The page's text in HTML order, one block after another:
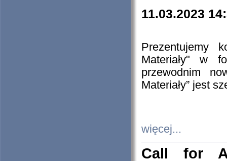
11.03.2023
Prezentujemy
Materiały" w
przewodnim
Materiały” jest
więcej...
Call for